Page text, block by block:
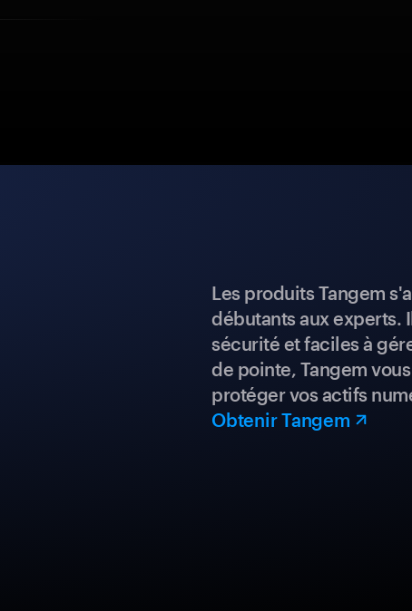
Les produits Tangem
débutants aux experts.
sécurité et faciles à
de pointe, Tangem
protéger vos actifs
Obtenir Tangem